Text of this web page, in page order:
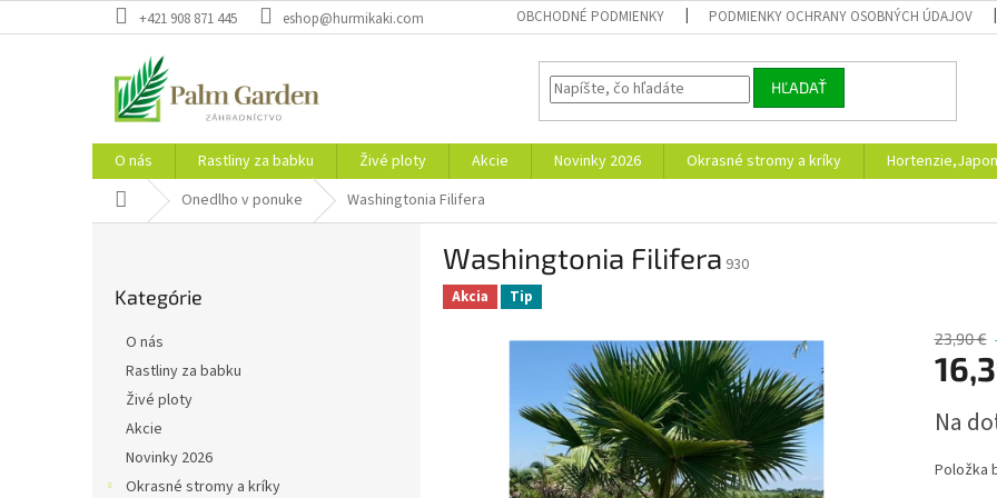
na
+421 908 871 445 eshop@hurmikaki.com OBCHODNÉ PODMIENKY PODMIENKY OCHRANY OSOBNÝCH ÚDAJOV
HĽADAŤ
O nás Rastliny za babku Živé ploty Akcie Novinky 2026 Okrasné stromy a kríky
Domov Onedlho v ponuke Washingtonia Filifera
kategórie
Kategórie
O nás
Rastliny za babku
Živé ploty
Akcie
Novinky 2026
Okrasné stromy a kríky
Washingtonia Filifera 930
Akcia Tip
23,90 €
cena:
Na
Položka